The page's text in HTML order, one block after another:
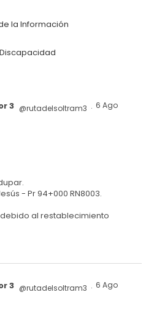
la Información
3 @rutadelsoltram3 · 6 Ago
- Pr 94+000 RN8003.
al restablecimiento
3 @rutadelsoltram3 · 6 Ago